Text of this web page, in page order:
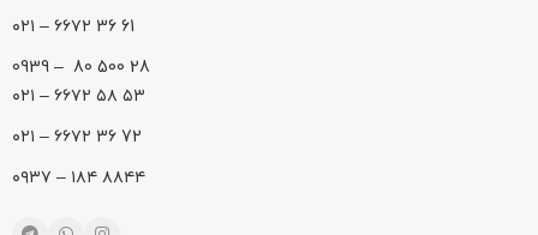
61 36 ۶۶۷۲ – ۰۲۱
28 500 80 – 0939
۵۳ ۵۸ ۶۶۷۲ – ۰۲۱
72 36 ۶۶۷۲ – ۰۲۱
۸۸۴۴ ۱۸۴ – ۰۹۳۷